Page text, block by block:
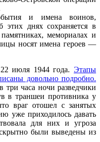
и имена воинов,
днях сохраняется в
мемориалах и
носят имена героев —
июля 1944 года. Этапы
довольно подробно.
часа ночи разведчики
в траншеи противника у
враг отошел с занятых
уже приходилось давать
для них и угроза
были выведены из